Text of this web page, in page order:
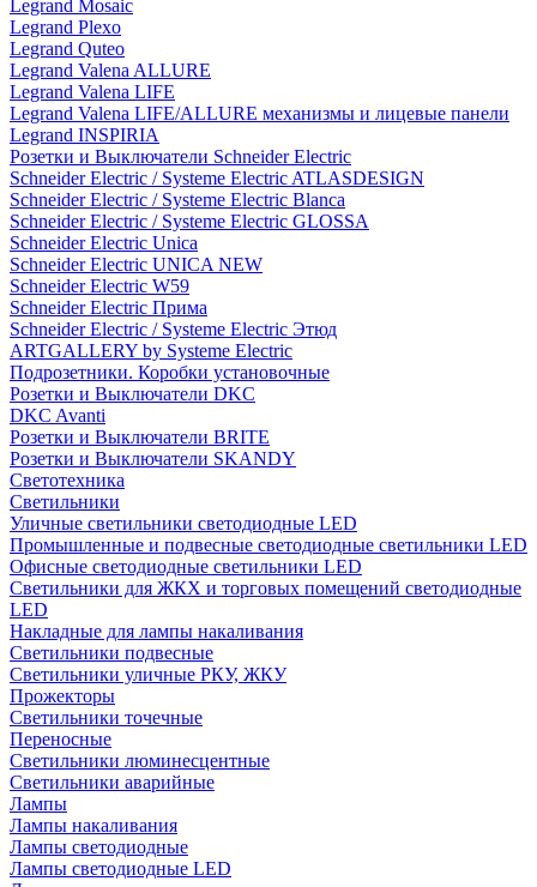
Legrand Mosaic
Legrand Plexo
Legrand Quteo
Legrand Valena ALLURE
Legrand Valena LIFE
Legrand Valena LIFE/ALLURE механизмы и лицевые панели
Legrand INSPIRIA
Розетки и Выключатели Schneider Electric
Schneider Electric / Systeme Electric ATLASDESIGN
Schneider Electric / Systeme Electric Blanca
Schneider Electric / Systeme Electric GLOSSA
Schneider Electric Unica
Schneider Electric UNICA NEW
Schneider Electric W59
Schneider Electric Прима
Schneider Electric / Systeme Electric Этюд
ARTGALLERY by Systeme Electric
Подрозетники. Коробки установочные
Розетки и Выключатели DKC
DKC Avanti
Розетки и Выключатели BRITE
Розетки и Выключатели SKANDY
Светотехника
Светильники
Уличные светильники светодиодные LED
Промышленные и подвесные светодиодные светильники LED
Офисные светодиодные светильники LED
Светильники для ЖКХ и торговых помещений светодиодные
LED
Накладные для лампы накаливания
Светильники подвесные
Светильники уличные РКУ, ЖКУ
Прожекторы
Cветильники точечные
Переносные
Светильники люминесцентные
Светильники аварийные
Лампы
Лампы накаливания
Лампы светодиодные
Лампы светодиодные LED